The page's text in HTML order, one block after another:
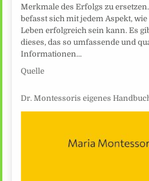
Merkmale des Erfolgs zu
befasst sich mit jedem Aspekt,
Leben erfolgreich sein kann. Es
dieses, das so umfassende und
Informationen…
Quelle
Dr. Montessoris eigenes